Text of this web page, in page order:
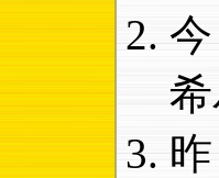
希